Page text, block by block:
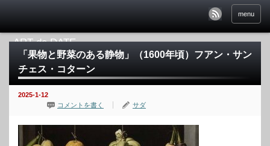
menu
「果物と野菜のある静物」（1600年頃）フアン・サン
チェス・コターン
2025-1-12
コメントを書く
サダ